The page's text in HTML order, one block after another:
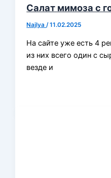
Салат мимоза с
Najlya/11.02.2025
На сайте уже есть 4
из них всего один с
везде и